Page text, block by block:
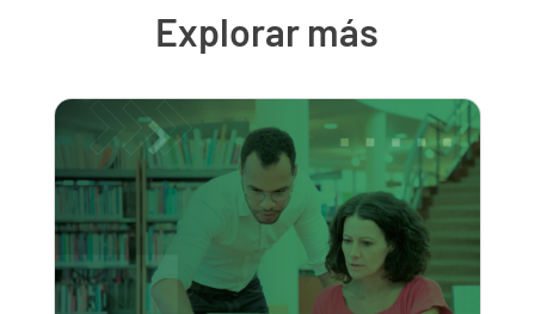
Explorar más